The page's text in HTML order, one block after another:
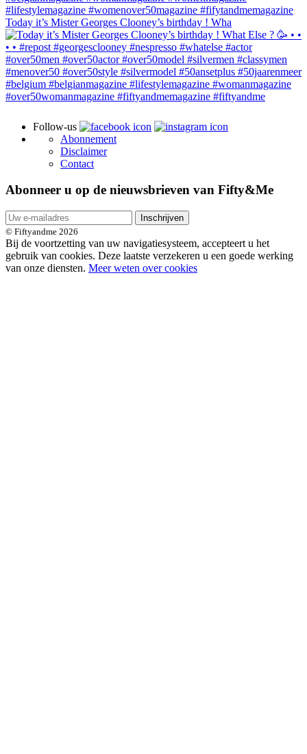
Today it’s Mister Georges Clooney’s birthday ! Wha
Follow-us
Abonnement
Disclaimer
Contact
Abonneer u op de nieuwsbrieven van Fifty&Me
Inschrijven
© Fiftyandme 2026
Bij de voortzetting van uw navigatiesysteem, accepteert u het
gebruik van cookies. Deze laatste verzekeren u een goede werking
van onze diensten. Meer weten over cookies